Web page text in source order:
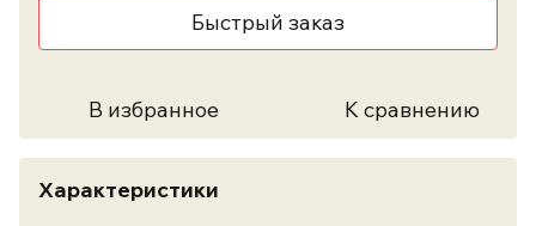
Быстрый заказ
В избранное К сравнению
Характеристики